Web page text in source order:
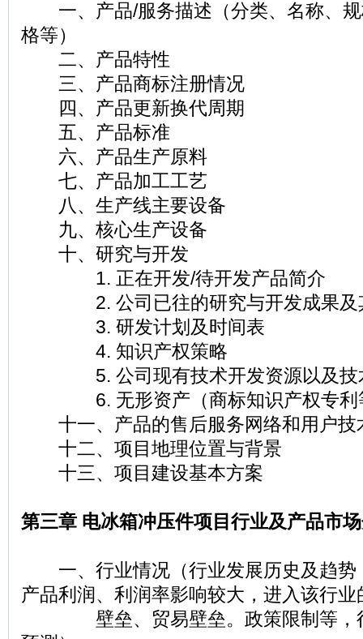
一、产品/服务描述（分类、名称、规
格等）
二、产品特性
三、产品商标注册情况
四、产品更新换代周期
五、产品标准
六、产品生产原料
七、产品加工工艺
八、生产线主要设备
九、核心生产设备
十、研究与开发
1. 正在开发/待开发产品简介
2. 公司已往的研究与开发成果及
3. 研发计划及时间表
4. 知识产权策略
5. 公司现有技术开发资源以及技
6. 无形资产（商标知识产权专利
十一、产品的售后服务网络和用户技
十二、项目地理位置与背景
十三、项目建设基本方案
第三章 电冰箱冲压件项目行业及产品市
一、行业情况（行业发展历史及趋势
产品利润、利润率影响较大，进入该行业
壁垒、贸易壁垒。政策限制等，行